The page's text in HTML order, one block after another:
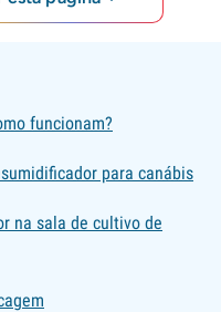
funcionam?
para canábis
na sala de cultivo de